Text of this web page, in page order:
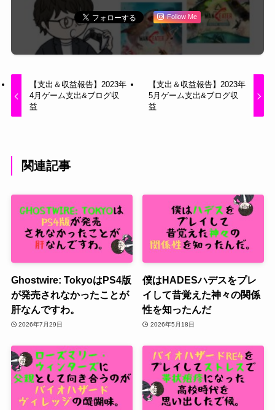
Follow Me
【支出＆収益報告】2023年
4月ゲーム支出&ブログ収
益
【支出＆収益報告】2023年
5月ゲーム支出&ブログ収
益
関連記事
Ghostwire: TokyoはPS4版
が発売されなかったことが
肝なんですわ。
2026年7月29日
僕はHADESハデスをプレ
イして昔覚えた神々の関係
性を知ったんだ
2026年5月18日